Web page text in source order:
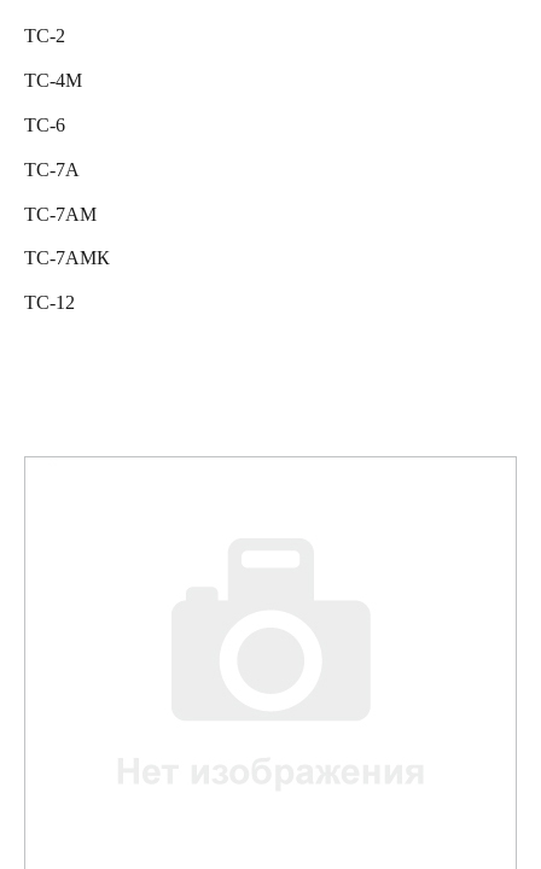
ТС-2
ТС-4М
ТС-6
ТС-7А
ТС-7АМ
ТС-7АМК
ТС-12